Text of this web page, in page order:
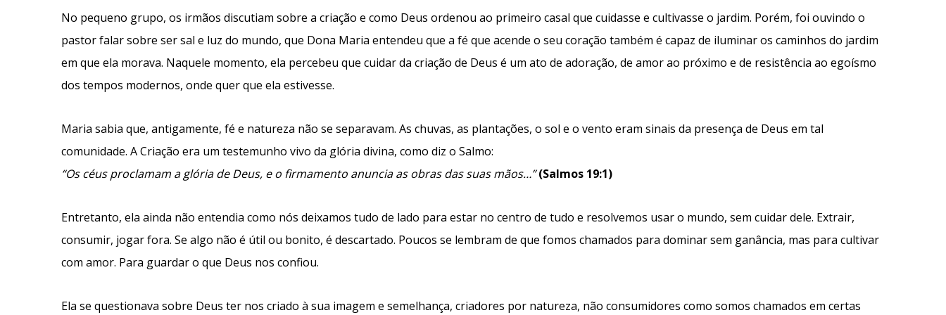
No pequeno grupo, os irmãos discutiam sobre a criação e como Deus ordenou ao primeiro casal que cuidasse e cultivasse o jardim. Porém, foi ouvindo o
pastor falar sobre ser sal e luz do mundo, que Dona Maria entendeu que a fé que acende o seu coração também é capaz de iluminar os caminhos do jardim
em que ela morava. Naquele momento, ela percebeu que cuidar da criação de Deus é um ato de adoração, de amor ao próximo e de resistência ao egoísmo
dos tempos modernos, onde quer que ela estivesse.
Maria sabia que, antigamente, fé e natureza não se separavam. As chuvas, as plantações, o sol e o vento eram sinais da presença de Deus em tal
comunidade. A Criação era um testemunho vivo da glória divina, como diz o Salmo:
“Os céus proclamam a glória de Deus, e o firmamento anuncia as obras dassuas mãos…”(Salmos 19:1)
Entretanto, ela ainda não entendia como nós deixamos tudo de lado para estar no centro de tudo e resolvemos usar o mundo, sem cuidar dele. Extrair,
consumir, jogar fora. Se algo não é útil ou bonito, é descartado. Poucos se lembram de que fomos chamados para dominar sem ganância, mas para cultivar
com amor. Para guardar o que Deus nos confiou.
Ela se questionava sobre Deus ter nos criado à sua imagem e semelhança, criadores por natureza, não consumidores como somos chamados em certas